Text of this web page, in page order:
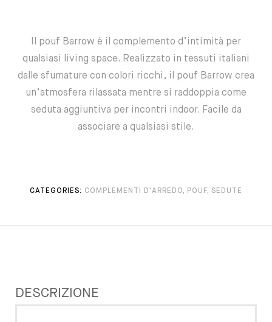
Il pouf Barrow è il complemento d’intimità per
qualsiasi living space. Realizzato in tessuti italiani
dalle sfumature con colori ricchi, il pouf Barrow crea
un’atmosfera rilassata mentre si raddoppia come
seduta aggiuntiva per incontri indoor. Facile da
associare a qualsiasi stile.
CATEGORIES: COMPLEMENTI D'ARREDO, POUF, SEDUTE
DESCRIZIONE